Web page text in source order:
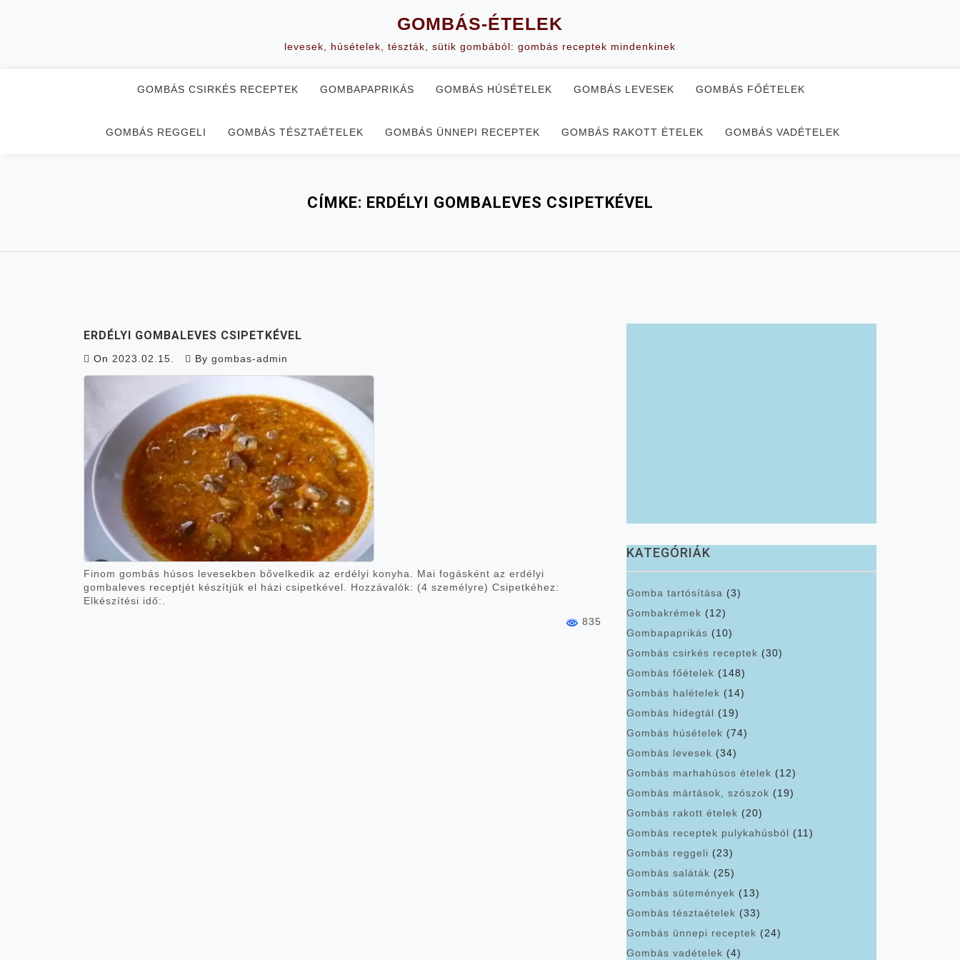
GOMBÁS-ÉTELEK
levesek, húsételek, tészták, sütik gombából: gombás receptek mindenkinek
GOMBÁS CSIRKÉS RECEPTEK GOMBAPAPRIKÁS GOMBÁS HÚSÉTELEK GOMBÁS LEVESEK GOMBÁS FŐÉTELEK
GOMBÁS REGGELI GOMBÁS TÉSZTAÉTELEK GOMBÁS ÜNNEPI RECEPTEK GOMBÁS RAKOTT ÉTELEK GOMBÁS VADÉTELEK
CÍMKE: ERDÉLYI GOMBALEVES CSIPETKÉVEL
ERDÉLYI GOMBALEVES CSIPETKÉVEL
On 2023.02.15. By gombas-admin
Finom gombás húsos levesekben bővelkedik az erdélyi konyha. Mai fogásként az erdélyi
gombaleves receptjét készítjük el házi csipetkével. Hozzávalók: (4 személyre) Csipetkéhez:
Elkészítési idő:.
835
KATEGÓRIÁK
Gomba tartósítása (3)
Gombakrémek (12)
Gombapaprikás (10)
Gombás csirkés receptek (30)
Gombás főételek (148)
Gombás halételek (14)
Gombás hidegtál (19)
Gombás húsételek (74)
Gombás levesek (34)
Gombás marhahúsos ételek (12)
Gombás mártások, szószok (19)
Gombás rakott ételek (20)
Gombás receptek pulykahúsból (11)
Gombás reggeli (23)
Gombás saláták (25)
Gombás sütemények (13)
Gombás tésztaételek (33)
Gombás ünnepi receptek (24)
Gombás vadételek (4)